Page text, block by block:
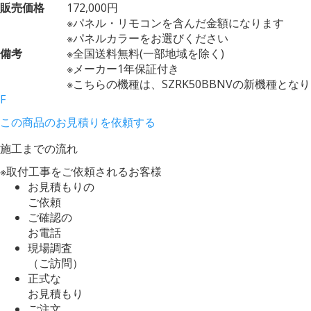
販売価格 172,000円
備考
※パネル・リモコンを含んだ金額になります
※パネルカラーをお選びください
※全国送料無料(一部地域を除く)
※メーカー1年保証付き
※こちらの機種は、SZRK50BBNVの新機種とな
F
この商品のお見積りを依頼する
施工までの流れ
※取付工事をご依頼されるお客様
お見積もりの
ご依頼
ご確認の
お電話
現場調査
（ご訪問）
正式な
お見積もり